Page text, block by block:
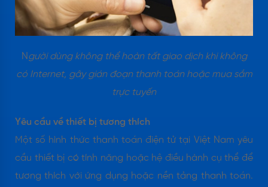
Người dùng không thể hoàn tất giao dịch khi không
có Internet, gây gián đoạn thanh toán hoặc mua sắm
trực tuyến
Yêu cầu về thiết bị tương thích
Một số hình thức thanh toán điện tử tại Việt Nam yêu
cầu thiết bị có tính năng hoặc hệ điều hành cụ thể để
tương thích với ứng dụng hoặc nền tảng thanh toán.